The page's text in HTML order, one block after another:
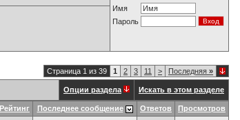
Имя
Пароль
Страница 1 из 39 1 2 3 11 > Последняя »
Опции раздела Искать в этом разделе
Рейтинг Последнее сообщение Ответов Просмотров